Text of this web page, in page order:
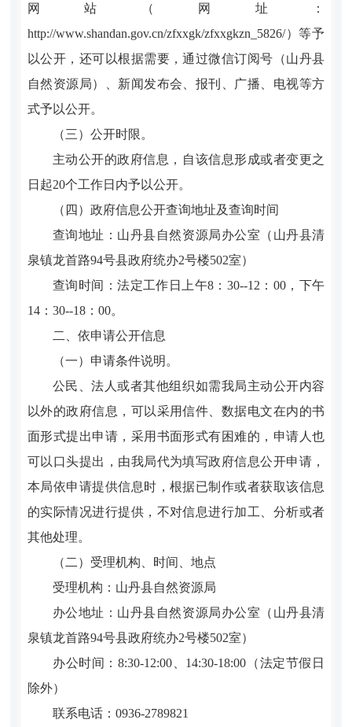
网站（网址：
http://www.shandan.gov.cn/zfxxgk/zfxxgkzn_5826/）等予
以公开，还可以根据需要，通过微信订阅号（山丹县
自然资源局）、新闻发布会、报刊、广播、电视等方
式予以公开。
（三）公开时限。
主动公开的政府信息，自该信息形成或者变更之
日起20个工作日内予以公开。
（四）政府信息公开查询地址及查询时间
查询地址：山丹县自然资源局办公室 （山丹县清
泉镇龙首路94号县政府统办2号楼502室）
查询时间：法定工作日上午8：30--12：00，下午
14：30--18：00。
二、依申请公开信息
（一）申请条件说明。
公民、法人或者其他组织如需我局主动公开内容
以外的政府信息，可以采用信件、数据电文在内的书
面形式提出申请，采用书面形式有困难的，申请人也
可以口头提出，由我局代为填写政府信息公开申请，
本局依申请提供信息时，根据已制作或者获取该信息
的实际情况进行提供，不对信息进行加工、分析或者
其他处理。
（二）受理机构、时间、地点
受理机构：山丹县自然资源局
办公地址：山丹县自然资源局办公室（山丹县清
泉镇龙首路94号县政府统办2号楼502室）
办公时间：8:30-12:00、14:30-18:00（法定节假日
除外）
联系电话：0936-2789821